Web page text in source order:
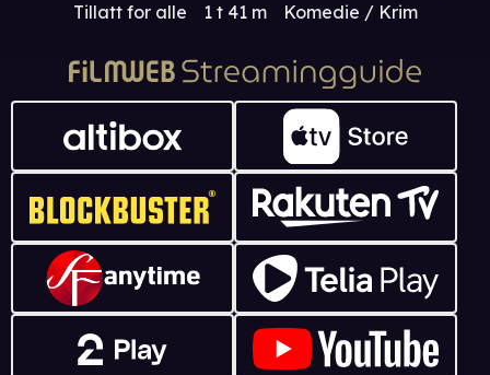
Tillatt for alle 1 t 41 m Komedie / Krim